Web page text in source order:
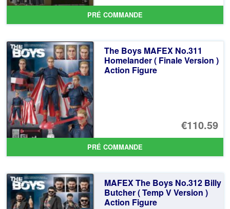
PRÉ COMMANDE
The Boys MAFEX No.311
Homelander ( Finale Version )
Action Figure
€110.59
PRÉ COMMANDE
MAFEX The Boys No.312 Billy
Butcher ( Temp V Version )
Action Figure